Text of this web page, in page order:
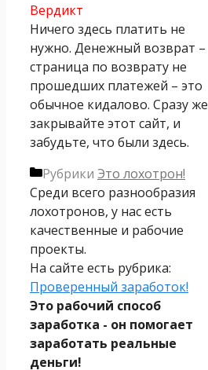
Вердикт
Ничего здесь платить не
нужно. Денежный возврат –
страница по возврату не
прошедших платежей – это
обычное кидалово. Сразу же
закрывайте этот сайт, и
забудьте, что были здесь.
Рубрики Это лохотрон!
Среди всего разнообразия
лохотронов, у нас есть
качественные и рабочие
проекты.
На сайте есть рубрика:
Проверенный заработок!
Это рабочий способ
заработка - он помогает
заработать реальные
деньги!